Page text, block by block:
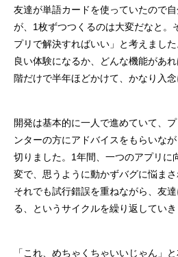
友達が単語カードを使っていたので
が、1枚ずつつくるのは大変だなと。
プリで解決すればいい」と考えまし
良い体験になるか、どんな機能があ
階だけで半年ほどかけて、かなり入念
開発は基本的に一人で進めていて、
ンターの方にアドバイスをもらいな
切りました。1年間、一つのアプリに
変で、思うように動かずバグに悩まさ
それでも試行錯誤を重ねながら、友
る、というサイクルを繰り返していき
「これ、めちゃくちゃいいじゃん」